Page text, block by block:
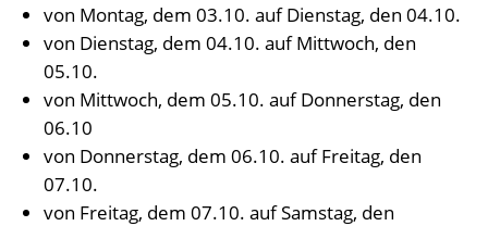
von Montag, dem 03.10. auf Dienstag, den 04.10.
von Dienstag, dem 04.10. auf Mittwoch, den
05.10.
von Mittwoch, dem 05.10. auf Donnerstag, den
06.10
von Donnerstag, dem 06.10. auf Freitag, den
07.10.
von Freitag, dem 07.10. auf Samstag, den